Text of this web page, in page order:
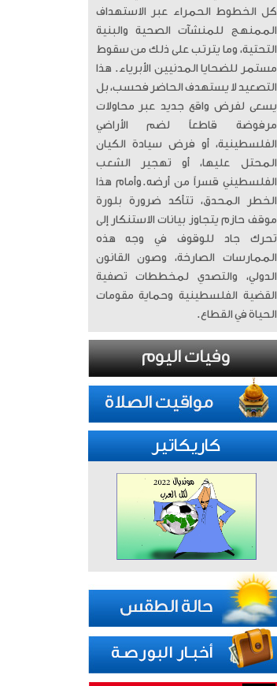
كل الخطوط الحمراء عبر الاستهداف
الممنهج للمنشآت الصحية والبنية
التحتية، وما يترتب على ذلك من سقوط
مستمر للضحايا المدنيين الأبرياء. ​ هذا
التصعيد لا يستهدف الحاضر فحسب، بل
يسعى لفرض واقع جديد عبر محاولات
مرفوضة قاطعاً لضم الأراضي
الفلسطينية، أو فرض سيادة الكيان
المحتل عليها، أو تهجير الشعب
الفلسطيني قسراً من أرضه. ​وأمام هذا
الخطر المحدق، تتأكد ضرورة بلورة
موقف حازم يتجاوز بيانات الاستنكار إلى
تحرك جاد للوقوف في وجه هذه
الممارسات الصارخة، وصون القانون
الدولي، والتصدي لمخططات تصفية
القضية الفلسطينية وحماية مقومات
الحياة في القطاع.
كاريكاتير